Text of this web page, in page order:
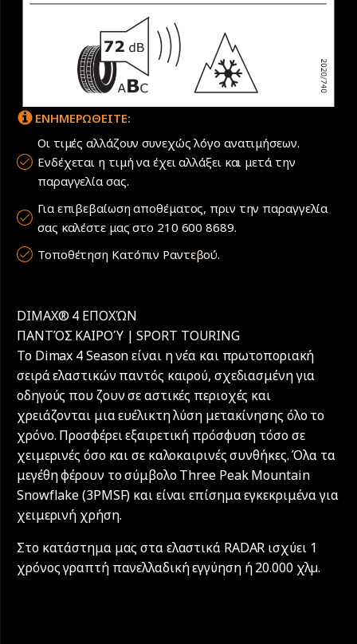
ΕΝΗΜΕΡΩΘΕΙΤΕ:
Οι τιμές αλλάζουν συνεχώς λόγο ανατιμήσεων.
Ενδέχεται η τιμή να έχει αλλάξει και μετά την
παραγγελία σας.
Για επιβεβαίωση αποθέματος, πριν την παραγγελία
σας καλέστε μας στο 210 600 8689.
Τοποθέτηση Κατόπιν Ραντεβού.
DIMAX® 4 ΕΠΟΧΏΝ
ΠΑΝΤΌΣ ΚΑΙΡΟΎ | SPORT TOURING
Το Dimax 4 Season είναι η νέα και πρωτοποριακή
σειρά ελαστικών παντός καιρού, σχεδιασμένη για
οδηγούς που ζουν σε αστικές περιοχές και
χρειάζονται μια ευέλικτη λύση μετακίνησης όλο το
χρόνο. Προσφέρει εξαιρετική πρόσφυση τόσο σε
χειμερινές όσο και σε καλοκαιρινές συνθήκες. Όλα τα
μεγέθη φέρουν το σύμβολο Three Peak Mountain
Snowflake (3PMSF) και είναι επίσημα εγκεκριμένα για
χειμερινή χρήση.
Στο κατάστημα μας στα ελαστικά RADAR ισχύει 1
χρόνος γραπτή πανελλαδική εγγύηση ή 20.000 χλµ.